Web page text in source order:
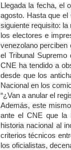
Llegada la fecha, el
agosto. Hasta que el
siguiente requisito:
los electores e
venezolano
el Tribunal
CNE ha tendido a
desde que los
Nacional en los
“¿Van a anular el
Además, este
ante el CNE que la
historia nacional al
criterios técnicos
los oficialistas,